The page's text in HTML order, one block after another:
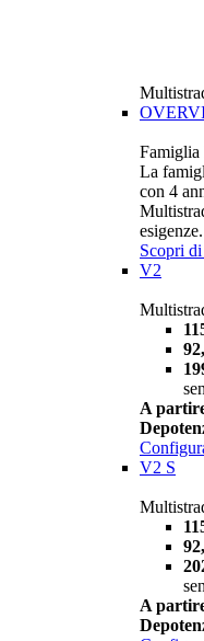
Famiglia
La
con 4
esigenze.
Scopri
V2
A
V2 S
A